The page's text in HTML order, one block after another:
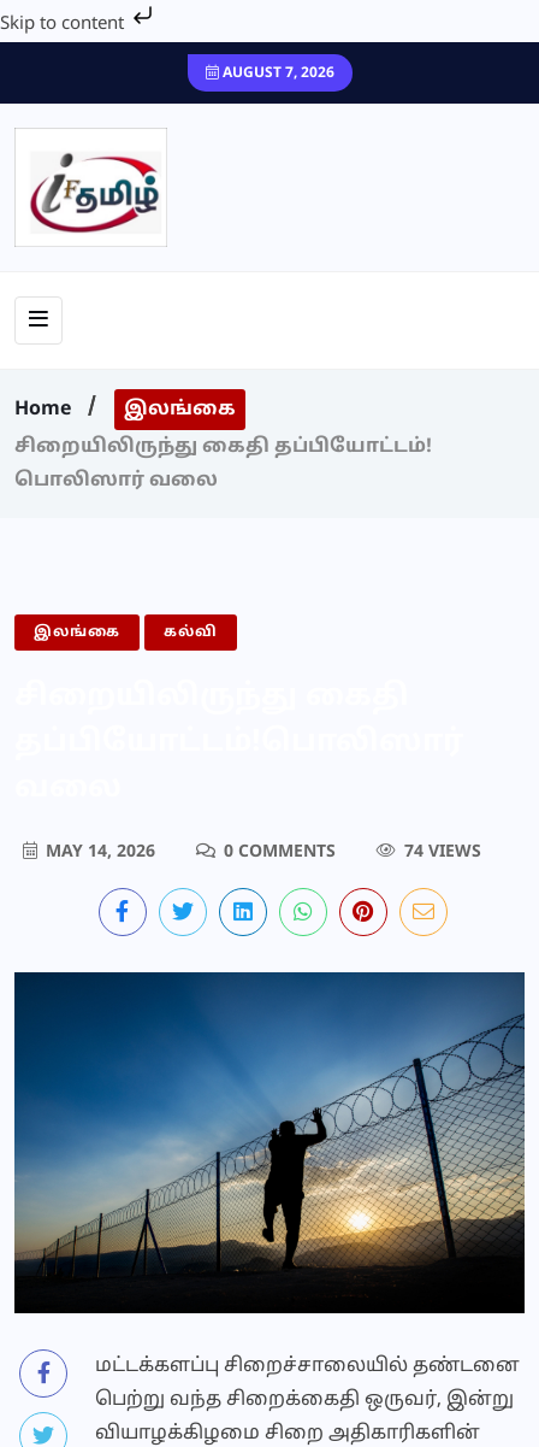
Skip to content
AUGUST 7, 2026
Home
இலங்கை
சிறையிலிருந்து கைதி தப்பியோட்டம்!
பொலிஸார் வலை
இலங்கை கல்வி
MAY 14, 2026 0 COMMENTS 74 VIEWS
மட்டக்களப்பு சிறைச்சாலையில் தண்டனை
பெற்று வந்த சிறைக்கைதி ஒருவர், இன்று
வியாழக்கிழமை சிறை அதிகாரிகளின்